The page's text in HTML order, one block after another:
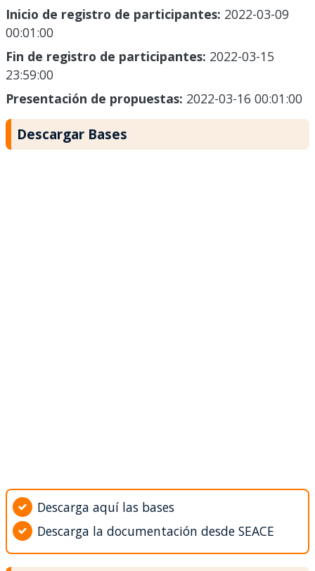
Inicio de registro de participantes: 2022-03-09
00:01:00
Fin de registro de participantes: 2022-03-15
23:59:00
Presentación de propuestas: 2022-03-16 00:01:00
Descargar Bases
Descarga aquí las bases
Descarga la documentación desde SEACE